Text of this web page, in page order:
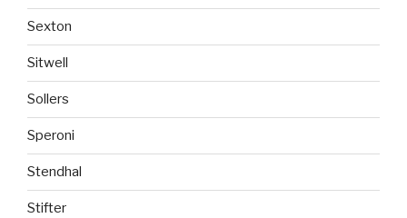
Sexton
Sitwell
Sollers
Speroni
Stendhal
Stifter